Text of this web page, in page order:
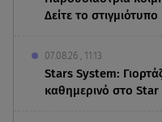
Δείτε το στιγμιότυπο
07.08.26 , 11:13
Stars System:
καθημερινό στο Star